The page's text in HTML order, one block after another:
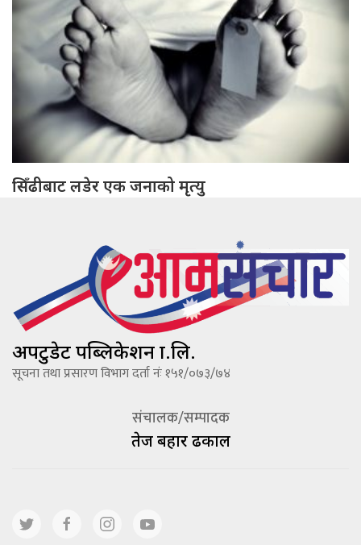
सिँढीबाट लडेर एक जनाको मृत्यु
अपटुडेट पब्लिकेशन प्रा.लि.
सूचना तथा प्रसारण विभाग दर्ता नंः १५१/०७३/७४
संचालक/सम्पादक
तेज बहादूर ढकाल